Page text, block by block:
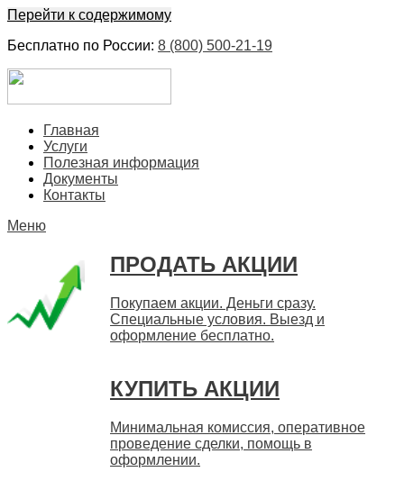
Перейти к содержимому
Бесплатно по России: 8 (800) 500-21-19
БыстроГлавная
Услуги
Полезная информация
Документы
Контакты
Меню
ПРОДАТЬ АКЦИИ
Покупаем акции. Деньги сразу.
Специальные условия. Выезд и
оформление бесплатно.
КУПИТЬ АКЦИИ
Минимальная комиссия, оперативное
проведение сделки, помощь в
оформлении.